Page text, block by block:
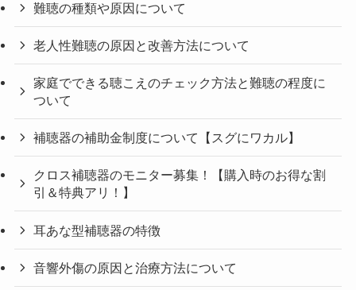
難聴の種類や原因について
老人性難聴の原因と改善方法について
家庭でできる聴こえのチェック方法と難聴の程度に
ついて
補聴器の補助金制度について【スグにワカル】
クロス補聴器のモニター募集！【購入時のお得な割
引＆特典アリ！】
耳あな型補聴器の特徴
音響外傷の原因と治療方法について